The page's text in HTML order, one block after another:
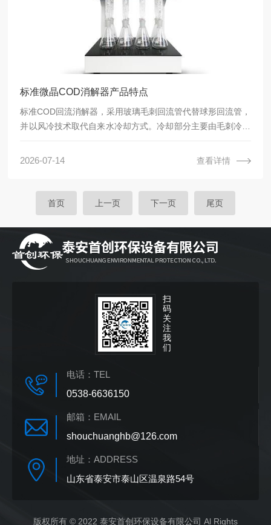
标准微晶COD消解器产品特点
标准COD回流消解器，采用玻璃毛刺回流管代替球形回流管，
并以风冷技术取代自来水冷却方式。冷却部分主要由毛刺冷凝
止了样品中轻组分的瞬间挥发，下部分为“毛刺”形，在一个平
2026-07-14 查看详情
首页 上一页 下一页 尾页
扫
码
关
注
我
们
电话： TEL
0538-6636150
邮箱： EMAIL
shouchuanghb@126.com
地址： ADDRESS
山东省泰安市泰山区温泉路54号
版权所有 © 2022 泰安首创环保设备有限公司 Al Rights